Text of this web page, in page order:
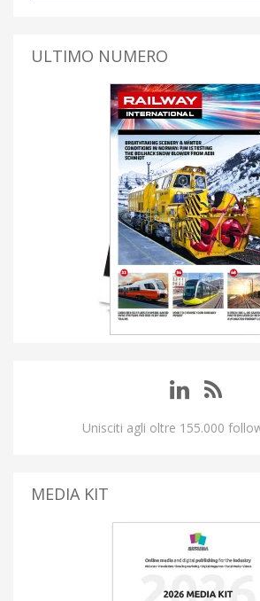
ULTIMO NUMERO
Unisciti agli oltre 155.000
MEDIA KIT